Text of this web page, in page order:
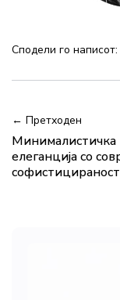
Сподели го написот:
← Претходен
Минималистичка
елеганција со